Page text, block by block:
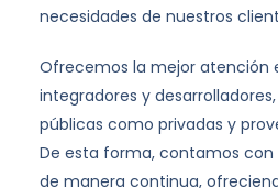
necesidades de nuestros
Ofrecemos la mejor atención
integradores y
públicas como privadas y
De esta forma, contamos con
de manera continua,